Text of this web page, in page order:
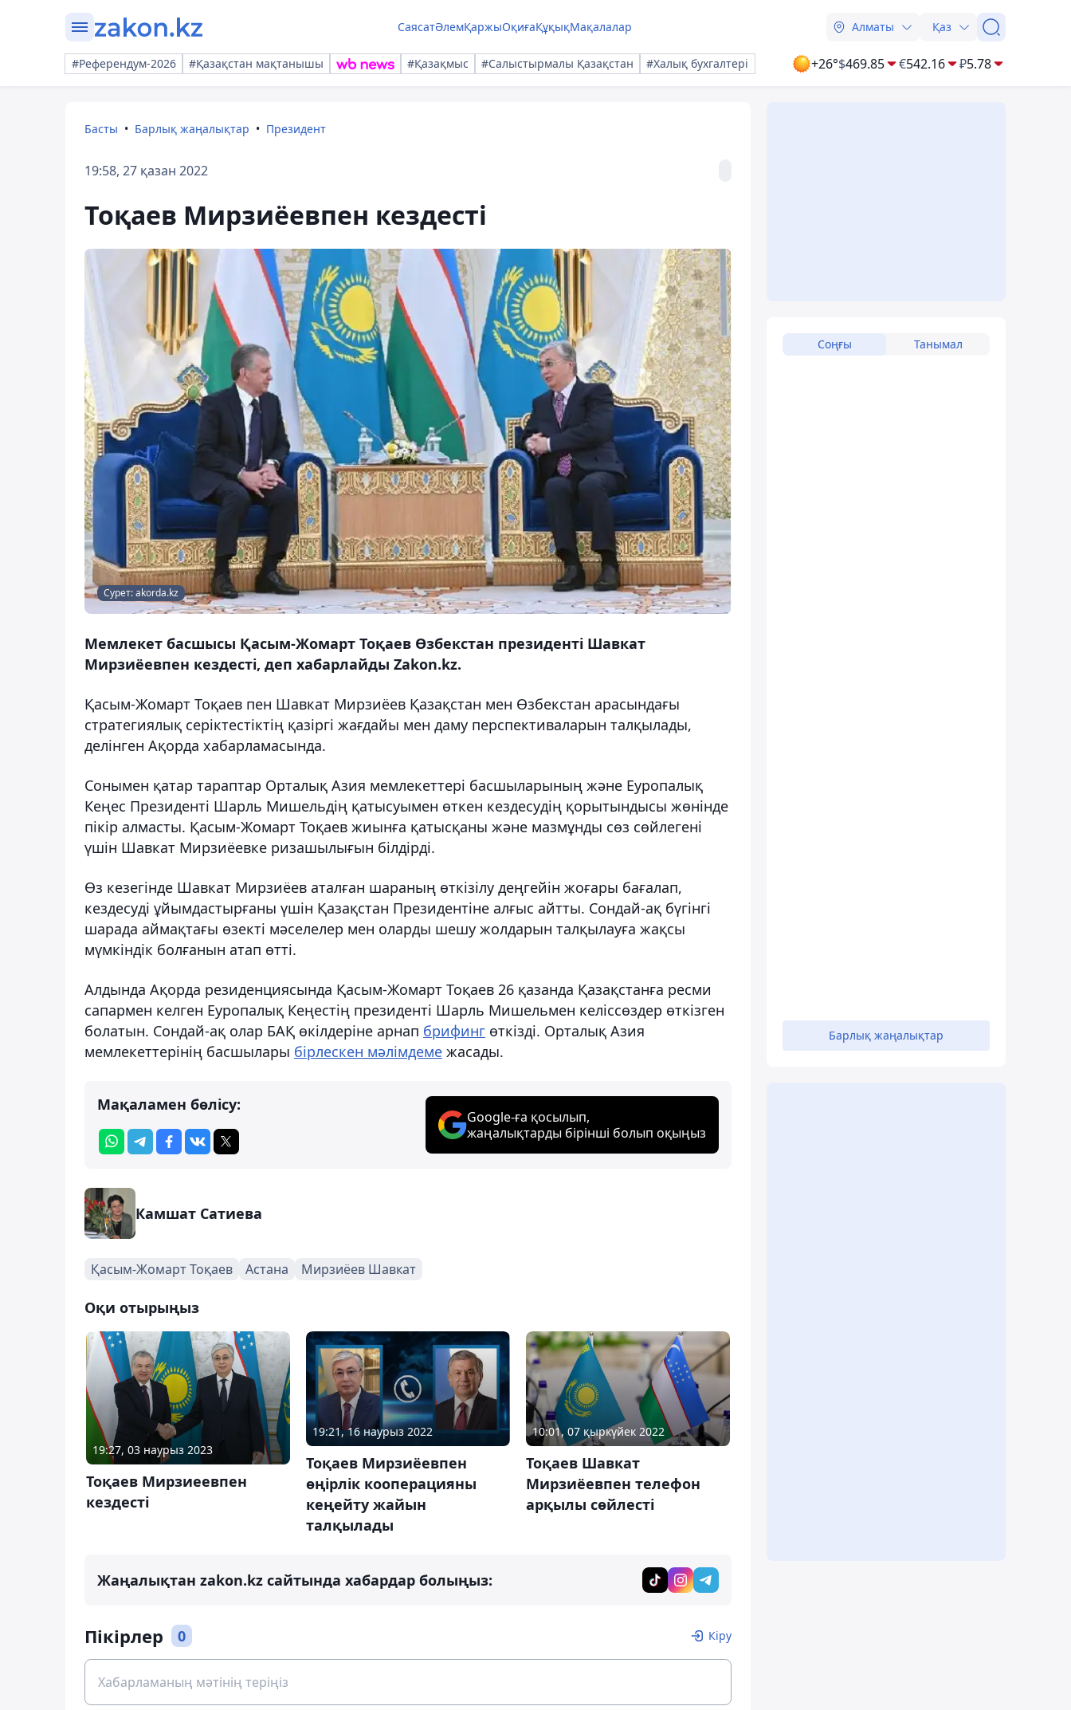
СаясатӘлемҚаржыОқиғаҚұқықМақалалар Алматы Қаз
#Референдум-2026 #Қазақстан мақтанышы #Қазақмыс #Салыстырмалы Қазақстан #Халық бухгалтері +26°$469.85 €542.16 ₽5.78
Басты Барлық жаңалықтар Президент
19:58, 27 қазан 2022
Тоқаев Мирзиёевпен кездесті
Сурет: akorda.kz
Мемлекет басшысы Қасым-Жомарт Тоқаев Өзбекстан президенті Шавкат
Мирзиёевпен кездесті, деп хабарлайды Zakon.kz.
Қасым-Жомарт Тоқаев пен Шавкат Мирзиёев Қазақстан мен Өзбекстан арасындағы
стратегиялық серіктестіктің қазіргі жағдайы мен даму перспективаларын талқылады,
делінген Ақорда хабарламасында.
Сонымен қатар тараптар Орталық Азия мемлекеттері басшыларының және Еуропалық
Кеңес Президенті Шарль Мишельдің қатысуымен өткен кездесудің қорытындысы жөнінде
пікір алмасты. Қасым-Жомарт Тоқаев жиынға қатысқаны және мазмұнды сөз сөйлегені
үшін Шавкат Мирзиёевке ризашылығын білдірді.
Өз кезегінде Шавкат Мирзиёев аталған шараның өткізілу деңгейін жоғары бағалап,
кездесуді ұйымдастырғаны үшін Қазақстан Президентіне алғыс айтты. Сондай-ақ бүгінгі
шарада аймақтағы өзекті мәселелер мен оларды шешу жолдарын талқылауға жақсы
мүмкіндік болғанын атап өтті.
Алдында Ақорда резиденциясында Қасым-Жомарт Тоқаев 26 қазанда Қазақстанға ресми
сапармен келген Еуропалық Кеңестің президенті Шарль Мишельмен келіссөздер өткізген
болатын. Сондай-ақ олар БАҚ өкілдеріне арнап брифинг өткізді. Орталық Азия
мемлекеттерінің басшылары бірлескен мәлімдеме жасады.
Мақаламен бөлісу:
Google-ға қосылып,
жаңалықтарды бірінші болып оқыңыз
Камшат Сатиева
Қасым-Жомарт Тоқаев Астана Мирзиёев Шавкат
Оқи отырыңыз
19:27, 03 наурыз 2023
Тоқаев Мирзиеевпен
кездесті
19:21, 16 наурыз 2022
Тоқаев Мирзиёевпен
өңірлік кооперацияны
кеңейту жайын
талқылады
10:01, 07 қыркүйек 2022
Тоқаев Шавкат
Мирзиёевпен телефон
арқылы сөйлесті
Жаңалықтан zakon.kz сайтында хабардар болыңыз:
Пікірлер 0 Кіру
Соңғы Танымал
Барлық жаңалықтар